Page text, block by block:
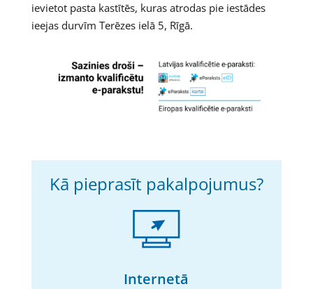
ievietot pasta kastītēs, kuras atrodas pie iestādes
ieejas durvīm Terēzes ielā 5, Rīgā.
Kā pieprasīt pakalpojumus?
Internetā